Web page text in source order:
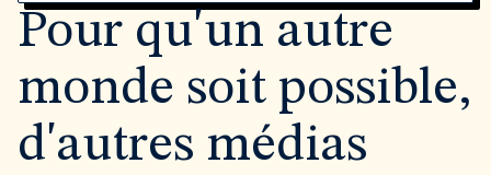
Pour qu'un autre
monde soit possible,
d'autres médias